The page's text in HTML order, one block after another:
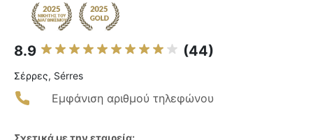
8.9 (44)
Σέρρες, Sérres
Εμφάνιση αριθμού τηλεφώνου
Σχετικά με την εταιρεία: